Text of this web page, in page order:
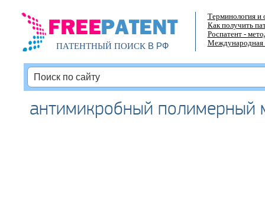
ПАТЕНТНЫЙ ПОИСКВ РФ
Терминология и
Как получить
Роспатент -
Международная
антимикробный полимерный